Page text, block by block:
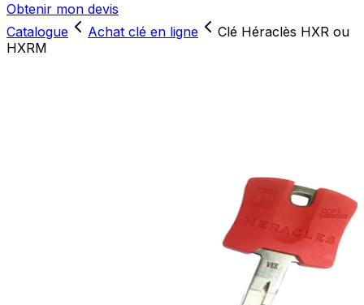
Obtenir mon devis
Catalogue
Achat clé en ligne
Clé Héraclès HXR ou
HXRM